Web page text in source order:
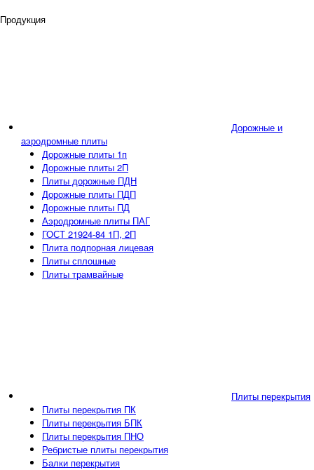
Продукция
Дорожные и
аэродромные плиты
Дорожные плиты 1п
Дорожные плиты 2П
Плиты дорожные ПДН
Дорожные плиты ПДП
Дорожные плиты ПД
Аэродромные плиты ПАГ
ГОСТ 21924-84 1П, 2П
Плита подпорная лицевая
Плиты сплошные
Плиты трамвайные
Плиты перекрытия
Плиты перекрытия ПК
Плиты перекрытия БПК
Плиты перекрытия ПНО
Ребристые плиты перекрытия
Балки перекрытия